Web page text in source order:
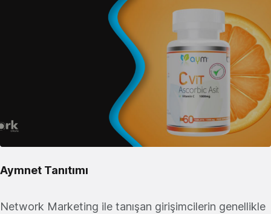
Aymnet Tanıtımı
Network Marketing ile tanışan girişimcilerin genellikle